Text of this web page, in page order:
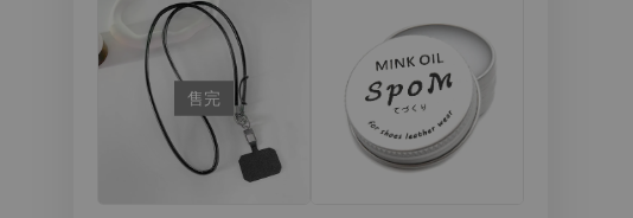
售完